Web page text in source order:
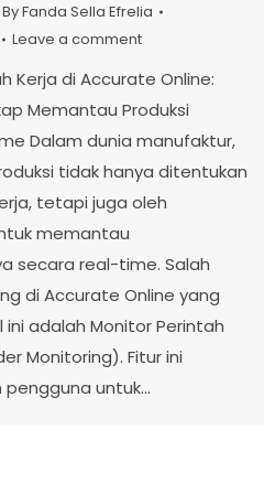
ByFanda Sella Efrelia
Leave a comment
Kerja di Accurate Online:
Memantau Produksi
Dalam dunia manufaktur,
tidak hanya ditentukan
tetapi juga oleh
memantau
secara real-time. Salah
di Accurate Online yang
ini adalah Monitor Perintah
Monitoring). Fitur ini
pengguna untuk…